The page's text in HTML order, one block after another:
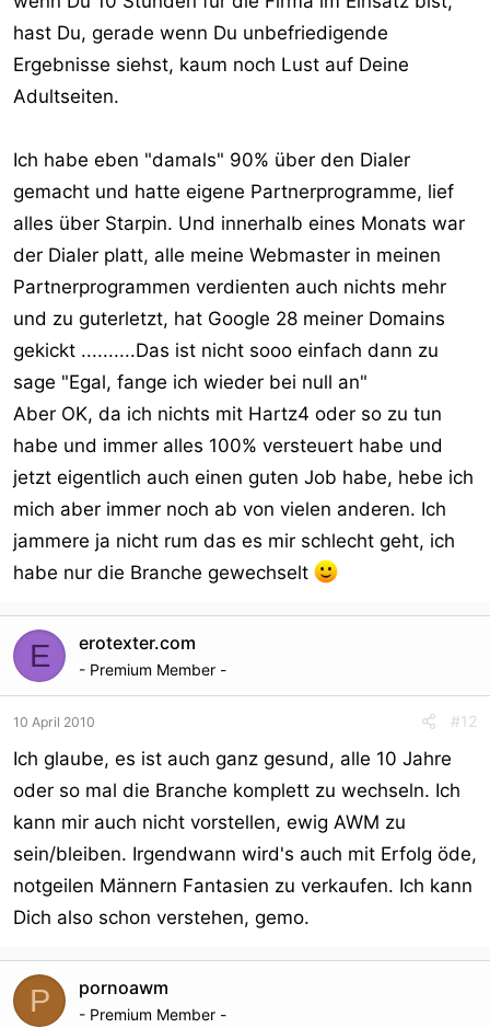
hast Du, gerade wenn Du unbefriedigende
Ergebnisse siehst, kaum noch Lust auf Deine
Adultseiten.
Ich habe eben "damals" 90% über den Dialer
gemacht und hatte eigene Partnerprogramme, lief
alles über Starpin. Und innerhalb eines Monats war
der Dialer platt, alle meine Webmaster in meinen
Partnerprogrammen verdienten auch nichts mehr
und zu guterletzt, hat Google 28 meiner Domains
gekickt ..........Das ist nicht sooo einfach dann zu
sage "Egal, fange ich wieder bei null an"
Aber OK, da ich nichts mit Hartz4 oder so zu tun
habe und immer alles 100% versteuert habe und
jetzt eigentlich auch einen guten Job habe, hebe ich
mich aber immer noch ab von vielen anderen. Ich
jammere ja nicht rum das es mir schlecht geht, ich
habe nur die Branche gewechselt
E erotexter.com
- Premium Member -
10 April 2010 #12
Ich glaube, es ist auch ganz gesund, alle 10 Jahre
oder so mal die Branche komplett zu wechseln. Ich
kann mir auch nicht vorstellen, ewig AWM zu
sein/bleiben. Irgendwann wird's auch mit Erfolg öde,
notgeilen Männern Fantasien zu verkaufen. Ich kann
Dich also schon verstehen, gemo.
P pornoawm
- Premium Member -